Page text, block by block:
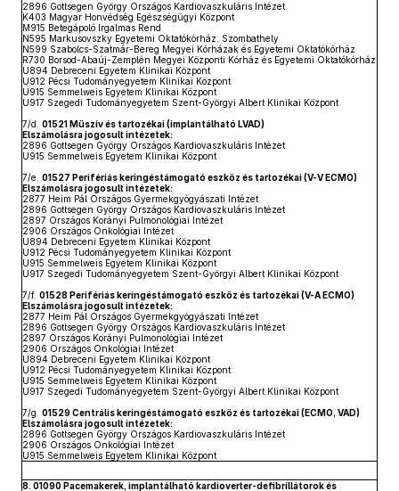
2896 Gottsegen György Országos Kardiovaszkuláris Intézet
K403 Magyar Honvédség Egészségügyi Központ
M915 Betegápoló Irgalmas Rend
N595 Markusovszky Egyetemi Oktatókórház, Szombathely
N599 Szabolcs-Szatmár-Bereg Megyei Kórházak és Egyetemi Oktatókórház
R730 Borsod-Abaúj-Zemplén Megyei Központi Kórház és Egyetemi Oktatókórház
U894 Debreceni Egyetem Klinikai Központ
U912 Pécsi Tudományegyetem Klinikai Központ
U915 Semmelweis Egyetem Klinikai Központ
U917 Szegedi Tudományegyetem Szent-Györgyi Albert Klinikai Központ
7/d. 01521 Műszív és tartozékai (implantálható LVAD)
Elszámolásra jogosult intézetek:
2896 Gottsegen György Országos Kardiovaszkuláris Intézet
U915 Semmelweis Egyetem Klinikai Központ
7/e. 01527 Perifériás keringéstámogató eszköz és tartozékai (V-V ECMO)
Elszámolásra jogosult intézetek:
2877 Heim Pál Országos Gyermekgyógyászati Intézet
2896 Gottsegen György Országos Kardiovaszkuláris Intézet
2897 Országos Korányi Pulmonológiai Intézet
2906 Országos Onkológiai Intézet
U894 Debreceni Egyetem Klinikai Központ
U912 Pécsi Tudományegyetem Klinikai Központ
U915 Semmelweis Egyetem Klinikai Központ
U917 Szegedi Tudományegyetem Szent-Györgyi Albert Klinikai Központ
7/f. 01528 Perifériás keringéstámogató eszköz és tartozékai (V-A ECMO)
Elszámolásra jogosult intézetek:
2877 Heim Pál Országos Gyermekgyógyászati Intézet
2896 Gottsegen György Országos Kardiovaszkuláris Intézet
2897 Országos Korányi Pulmonológiai Intézet
2906 Országos Onkológiai Intézet
U894 Debreceni Egyetem Klinikai Központ
U912 Pécsi Tudományegyetem Klinikai Központ
U915 Semmelweis Egyetem Klinikai Központ
U917 Szegedi Tudományegyetem Szent-Györgyi Albert Klinikai Központ
7/g. 01529 Centrális keringéstámogató eszköz és tartozékai (ECMO, VAD)
Elszámolásra jogosult intézetek:
2896 Gottsegen György Országos Kardiovaszkuláris Intézet
2906 Országos Onkológiai Intézet
U915 Semmelweis Egyetem Klinikai Központ
8. 01090 Pacemakerek, implantálható kardioverter-defibrillátorok és